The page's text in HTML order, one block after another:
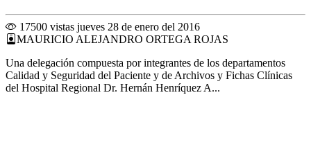
17500 vistas jueves 28 de enero del 2016
MAURICIO ALEJANDRO ORTEGA ROJAS
Una delegación compuesta por integrantes de los departamentos
Calidad y Seguridad del Paciente y de Archivos y Fichas Clínicas
del Hospital Regional Dr. Hernán Henríquez A...